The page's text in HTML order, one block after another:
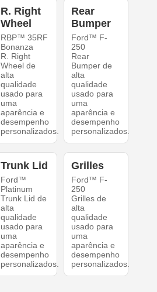
R. Right
Wheel
RBP™ 35RF
Bonanza
R. Right
Wheel de
alta
qualidade
usado para
uma
aparência e
desempenho
personalizados.
Rear
Bumper
Ford™ F-
250
Rear
Bumper de
alta
qualidade
usado para
uma
aparência e
desempenho
personalizados.
Trunk Lid
Ford™
Platinum
Trunk Lid de
alta
qualidade
usado para
uma
aparência e
desempenho
personalizados.
Grilles
Ford™ F-
250
Grilles de
alta
qualidade
usado para
uma
aparência e
desempenho
personalizados.